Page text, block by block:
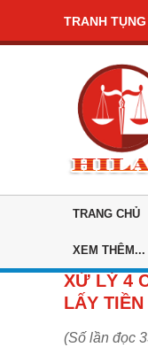
TRANH
TRANG CHỦ
XEM THÊM...
XỬ LÝ 4
LẤY
(Số lần đọc